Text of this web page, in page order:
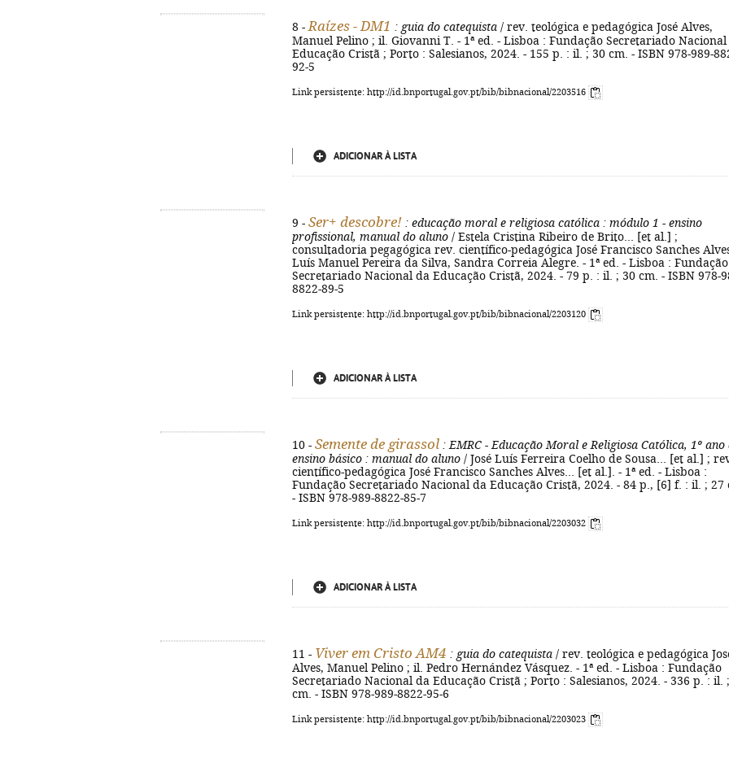
8 - Raízes - DM1 : guia do catequista / rev. teológica e pedagógica José Alves,
Manuel Pelino ; il. Giovanni T. - 1ª ed. - Lisboa : Fundação Secretariado Nacional
Educação Cristã ; Porto : Salesianos, 2024. - 155 p. : il. ; 30 cm. - ISBN 978-989-
92-5
Link persistente: http://id.bnportugal.gov.pt/bib/bibnacional/2203516
ADICIONAR À LISTA
9 - Ser+ descobre! : educação moral e religiosa católica : módulo 1 - ensino
profissional, manual do aluno / Estela Cristina Ribeiro de Brito... [et al.] ;
consultadoria pegagógica rev. científico-pedagógica José Francisco Sanches
Luís Manuel Pereira da Silva, Sandra Correia Alegre. - 1ª ed. - Lisboa : Fundação
Secretariado Nacional da Educação Cristã, 2024. - 79 p. : il. ; 30 cm. - ISBN 978-
8822-89-5
Link persistente: http://id.bnportugal.gov.pt/bib/bibnacional/2203120
ADICIONAR À LISTA
10 - Semente de girassol : EMRC - Educação Moral e Religiosa Católica, 1º ano
ensino básico : manual do aluno / José Luís Ferreira Coelho de Sousa... [et al.] ;
científico-pedagógica José Francisco Sanches Alves... [et al.]. - 1ª ed. - Lisboa :
Fundação Secretariado Nacional da Educação Cristã, 2024. - 84 p., [6] f. : il. ; 27
- ISBN 978-989-8822-85-7
Link persistente: http://id.bnportugal.gov.pt/bib/bibnacional/2203032
ADICIONAR À LISTA
11 - Viver em Cristo AM4 : guia do catequista / rev. teológica e pedagógica
Alves, Manuel Pelino ; il. Pedro Hernández Vásquez. - 1ª ed. - Lisboa : Fundação
Secretariado Nacional da Educação Cristã ; Porto : Salesianos, 2024. - 336 p. : il.
cm. - ISBN 978-989-8822-95-6
Link persistente: http://id.bnportugal.gov.pt/bib/bibnacional/2203023